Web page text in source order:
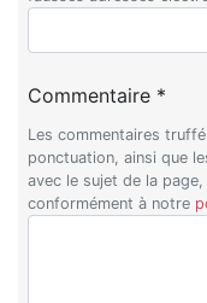
Commentaire *
Les commentaires
ponctuation, ainsi que
avec le sujet de la
conformément à notre